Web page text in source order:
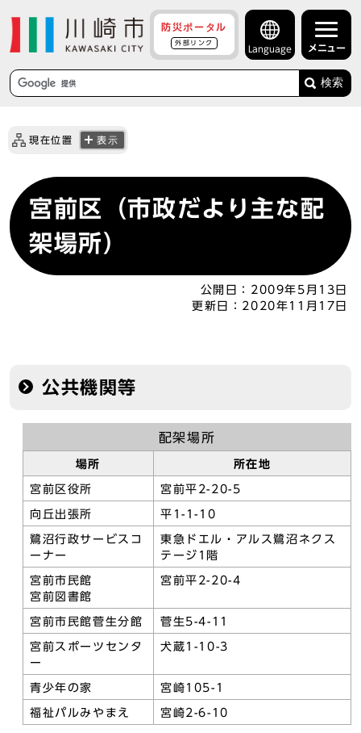
防災ポータル
外部リンク
Language メニュー
検索
現在位置 表示
宮前区（市政だより主な配
架場所）
公開日： 2009年5月13日
更新日： 2020年11月17日
公共機関等
配架場所
場所 所在地
宮前区役所 宮前平2-20-5
向丘出張所 平1-1-10
鷺沼行政サービスコ
ーナー
東急ドエル・アルス鷺沼ネクス
テージ1階
宮前市民館
宮前図書館
宮前平2-20-4
宮前市民館菅生分館 菅生5-4-11
宮前スポーツセンタ
ー
犬蔵1-10-3
青少年の家 宮崎105-1
福祉パルみやまえ 宮崎2-6-10